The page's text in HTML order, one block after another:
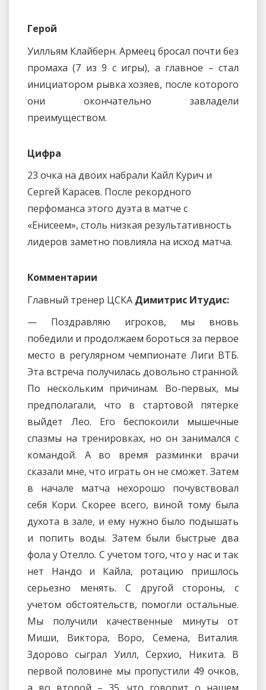
Герой
Уилльям Клайберн. Армеец бросал почти без
промаха (7 из 9 с игры), а главное – стал
инициатором рывка хозяев, после которого
они окончательно завладели
преимуществом.
Цифра
23 очка на двоих набрали Кайл Курич и
Сергей Карасев. После рекордного
перфоманса этого дуэта в матче с
«Енисеем», столь низкая результативность
лидеров заметно повлияла на исход матча.
Комментарии
Главный тренер ЦСКА Димитрис Итудис:
— Поздравляю игроков, мы вновь
победили и продолжаем бороться за первое
место в регулярном чемпионате Лиги ВТБ.
Эта встреча получилась довольно странной.
По нескольким причинам. Во-первых, мы
предполагали, что в стартовой пятерке
выйдет Лео. Его беспокоили мышечные
спазмы на тренировках, но он занимался с
командой. А во время разминки врачи
сказали мне, что играть он не сможет. Затем
в начале матча нехорошо почувствовал
себя Кори. Скорее всего, виной тому была
духота в зале, и ему нужно было подышать
и попить воды. Затем были быстрые два
фола у Отелло. С учетом того, что у нас и так
нет Нандо и Кайла, ротацию пришлось
серьезно менять. С другой стороны, с
учетом обстоятельств, помогли остальные.
Мы получили качественные минуты от
Миши, Виктора, Воро, Семена, Виталия.
Здорово сыграл Уилл, Серхио, Никита. В
первой половине мы пропустили 49 очков,